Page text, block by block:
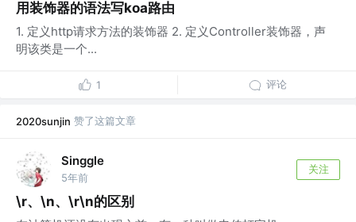
用装饰器的语法写koa路由
1. 定义http请求方法的装饰器 2. 定义Controller装饰器，声
明该类是一个...
1 评论
2020sunjin 赞了这篇文章
Singgle
5年前
关注
\r、\n、\r\n的区别